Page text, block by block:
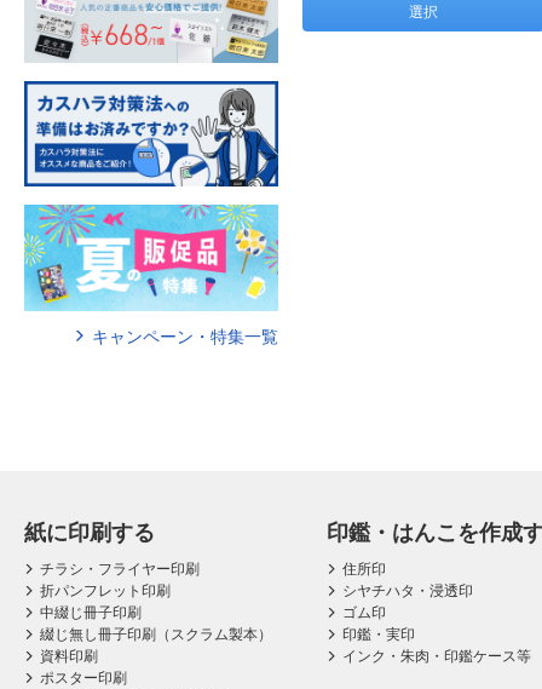
選択
キャンペーン・特集一覧
紙に印刷する
チラシ・フライヤー印刷
折パンフレット印刷
中綴じ冊子印刷
綴じ無し冊子印刷（スクラム製本）
資料印刷
ポスター印刷
印鑑・はんこを作成
住所印
シヤチハタ・浸透印
ゴム印
印鑑・実印
インク・朱肉・印鑑ケース等